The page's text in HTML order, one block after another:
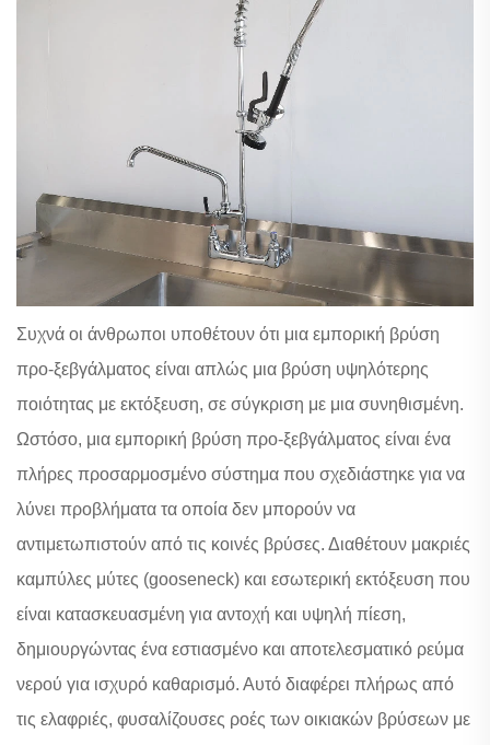
Συχνά οι άνθρωποι υποθέτουν ότι μια εμπορική βρύση
προ-ξεβγάλματος είναι απλώς μια βρύση υψηλότερης
ποιότητας με εκτόξευση, σε σύγκριση με μια συνηθισμένη.
Ωστόσο, μια εμπορική βρύση προ-ξεβγάλματος είναι ένα
πλήρες προσαρμοσμένο σύστημα που σχεδιάστηκε για να
λύνει προβλήματα τα οποία δεν μπορούν να
αντιμετωπιστούν από τις κοινές βρύσες. Διαθέτουν μακριές
καμπύλες μύτες (gooseneck) και εσωτερική εκτόξευση που
είναι κατασκευασμένη για αντοχή και υψηλή πίεση,
δημιουργώντας ένα εστιασμένο και αποτελεσματικό ρεύμα
νερού για ισχυρό καθαρισμό. Αυτό διαφέρει πλήρως από
τις ελαφριές, φυσαλίζουσες ροές των οικιακών βρύσεων με